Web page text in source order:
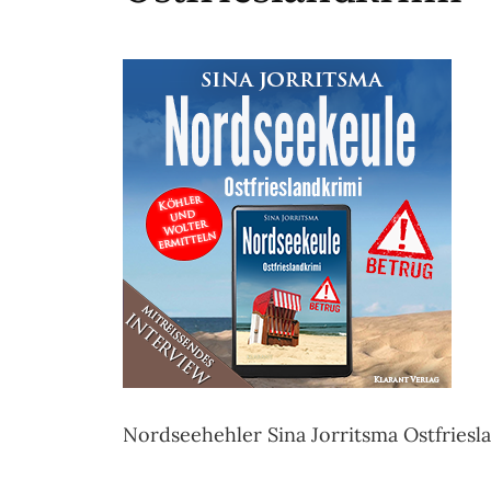
Nordseehehler Sina Jorritsma